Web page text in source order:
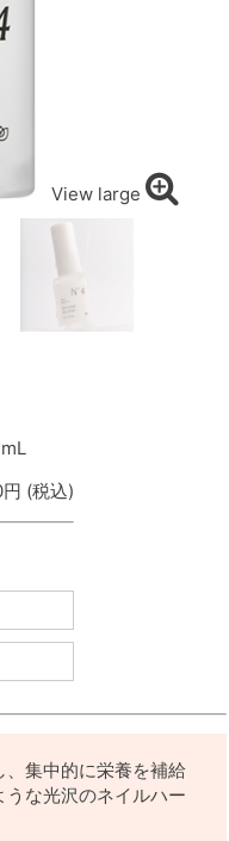
View large
(税込)
集中的に栄養を補給
うな光沢のネイルハー